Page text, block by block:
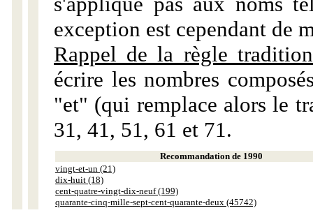
exception est cependant de
Rappel de la règle
écrire les nombres
"et" (qui remplace alors le
31, 41, 51, 61 et 71.
Recommandation de 1990
vingt-et-un (21)
dix-huit (18)
cent-quatre-vingt-dix-neuf (199)
quarante-cinq-mille-sept-cent-quarante-deux (45742)